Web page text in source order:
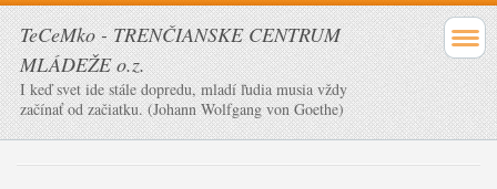
TeCeMko - TRENČIANSKE CENTRUM
MLÁDEŽE o.z.
I keď svet ide stále dopredu, mladí ľudia musia vždy
začínať od začiatku. (Johann Wolfgang von Goethe)